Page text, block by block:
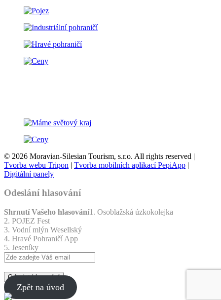
© 2026 Moravian-Silesian Tourism, s.r.o. All rights reserved |
Tvorba webu Tripon | Tvorba mobilních aplikací PepiApp |
Digitální panely
Odeslání hlasování
Shrnutí Vašeho hlasování1. Osoblažská úzkokolejka
2. POJEZ Fest
3. Vodní mlýn Wesellský
4. Hravé Pohraničí App
5. Jeseníky
Odeslat hlasování
Zpět na úvod